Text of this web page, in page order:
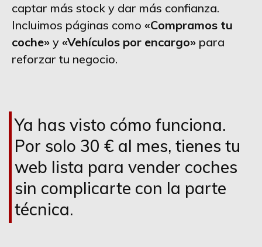
captar más stock y dar más confianza.
Incluimos páginas como «Compramos tu
coche» y «Vehículos por encargo» para
reforzar tu negocio.
Ya has visto cómo funciona.
Por solo 30 € al mes, tienes tu
web lista para vender coches
sin complicarte con la parte
técnica.